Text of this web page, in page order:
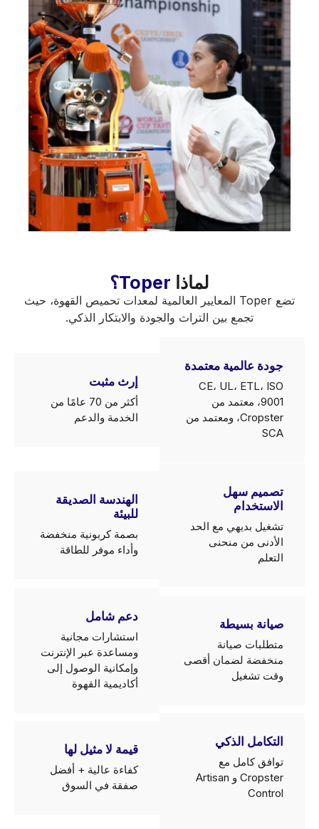
لماذا Toper؟
تضع Toper المعايير العالمية لمعدات تحميص القهوة، حيث
تجمع بين التراث والجودة والابتكار الذكي.
جودة عالمية معتمدة
CE، UL، ETL، ISO
9001، معتمد من
Cropster، ومعتمد من
SCA
إرث مثبت
أكثر من 70 عامًا من
الخدمة والدعم
تصميم سهل
الاستخدام
تشغيل بديهي مع الحد
الأدنى من منحنى
التعلم
الهندسة الصديقة
للبيئة
بصمة كربونية منخفضة
وأداء موفر للطاقة
صيانة بسيطة
متطلبات صيانة
منخفضة لضمان أقصى
وقت تشغيل
دعم شامل
استشارات مجانية
ومساعدة عبر الإنترنت
وإمكانية الوصول إلى
أكاديمية القهوة
التكامل الذكي
توافق كامل مع
Cropster و Artisan
Control
قيمة لا مثيل لها
كفاءة عالية + أفضل
صفقة في السوق